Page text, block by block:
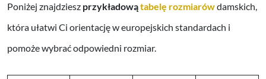
Poniżej znajdziesz przykładowątabelę rozmiarówdamskich,
która ułatwi Ci orientację w europejskich standardach i
pomoże wybrać odpowiedni rozmiar.